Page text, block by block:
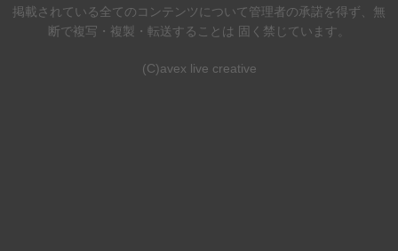
掲載されている全てのコンテンツについて管理者の承諾を得ず、無
断で複写・複製・転送することは 固く禁じています。
(C)avex live creative